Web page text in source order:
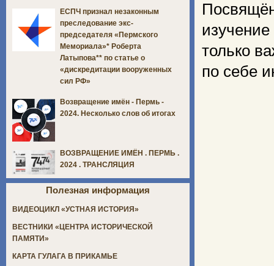
только
по себе
ЕСПЧ признал незаконным
преследование экс-
председателя «Пермского
Мемориала»* Роберта
Латыпова** по статье о
«дискредитации вооруженных
сил РФ»
Возвращение имён - Пермь -
2024. Несколько слов об итогах
ВОЗВРАЩЕНИЕ ИМЁН . ПЕРМЬ .
2024 . ТРАНСЛЯЦИЯ
Полезная информация
ВИДЕОЦИКЛ «УСТНАЯ ИСТОРИЯ»
ВЕСТНИКИ «ЦЕНТРА ИСТОРИЧЕСКОЙ
ПАМЯТИ»
КАРТА ГУЛАГА В ПРИКАМЬЕ